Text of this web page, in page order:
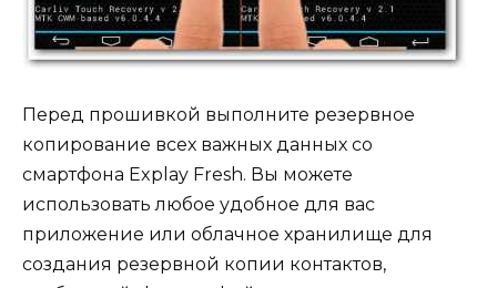
Перед прошивкой выполните резервное
копирование всех важных данных со
смартфона Explay Fresh. Вы можете
использовать любое удобное для вас
приложение или облачное хранилище для
создания резервной копии контактов,